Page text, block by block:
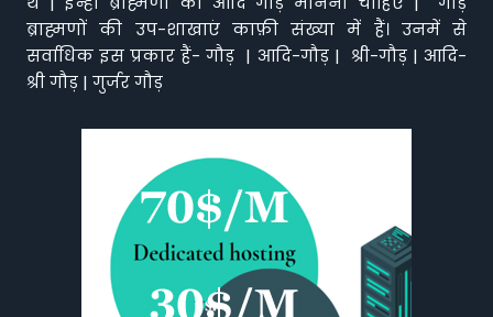
ब्राह्मणों की उप-शाखाएं काफ़ी संख्या में हैं। उनमें से
सर्वाधिक इस प्रकार हैं- गौड़ | आदि-गौड़ | श्री-गौड़ | आदि-
श्री गौड़ | गुर्जर गौड़